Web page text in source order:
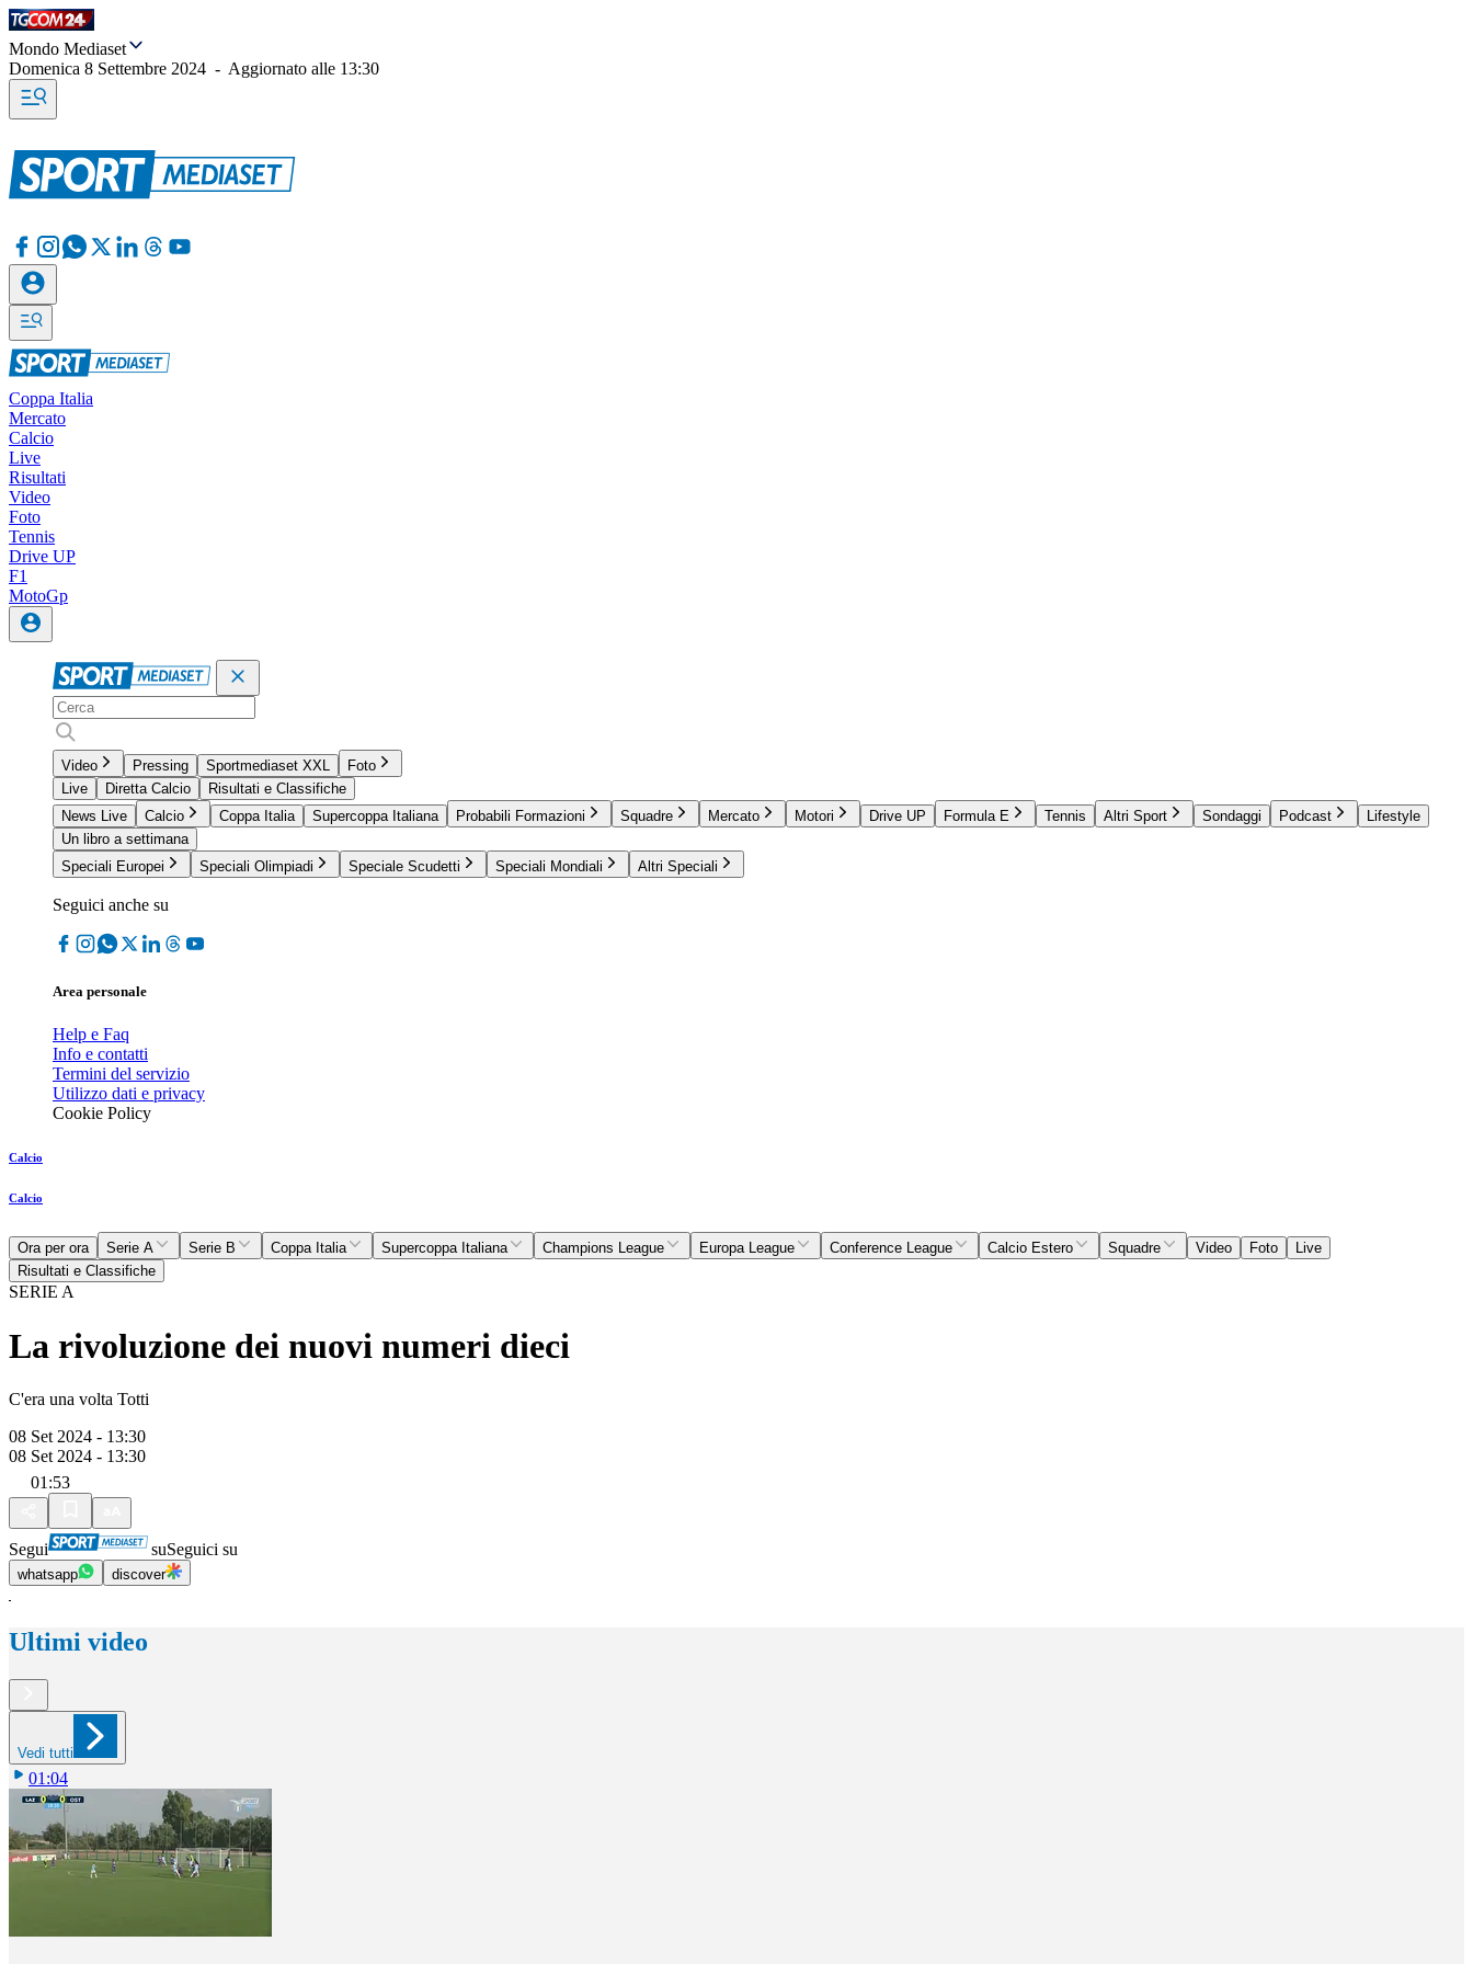
Mondo Mediaset
Domenica 8 Settembre 2024 - Aggiornato alle 13:30
Coppa Italia
Mercato
Calcio
Live
Risultati
Video
Foto
Tennis
Drive UP
F1
MotoGp
Video Pressing Sportmediaset XXL
Foto
Live
Diretta Calcio
Risultati e Classifiche
News Live
Calcio Coppa Italia Supercoppa Italiana Probabili Formazioni Squadre Mercato Motori Drive UP Formula E Tennis Altri Sport Sondaggi Podcast
Lifestyle
Un libro a settimana
Speciali Europei
Speciali Olimpiadi Speciale Scudetti Speciali Mondiali Altri Speciali
Seguici anche su
Area personale
Help e Faq
Info e contatti
Termini del servizio
Utilizzo dati e privacy
Cookie Policy
Calcio
Calcio
Ora per ora Serie A Serie B Coppa Italia Supercoppa Italiana Champions League Europa League Conference League Calcio Estero Squadre Video Foto
Live
Risultati e Classifiche
SERIE A
La rivoluzione dei nuovi numeri dieci
C'era una volta Totti
08 Set 2024 - 13:30
08 Set 2024 - 13:30
01:53
Segui suSeguici su
whatsapp discover
Ultimi video
Vedi tutti
01:04